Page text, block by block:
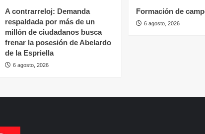
A contrarreloj: Demanda
respaldada por más de un
millón de ciudadanos busca
frenar la posesión de Abelardo
de la Espriella
6 agosto, 2026
Formación de
6 agosto, 2026